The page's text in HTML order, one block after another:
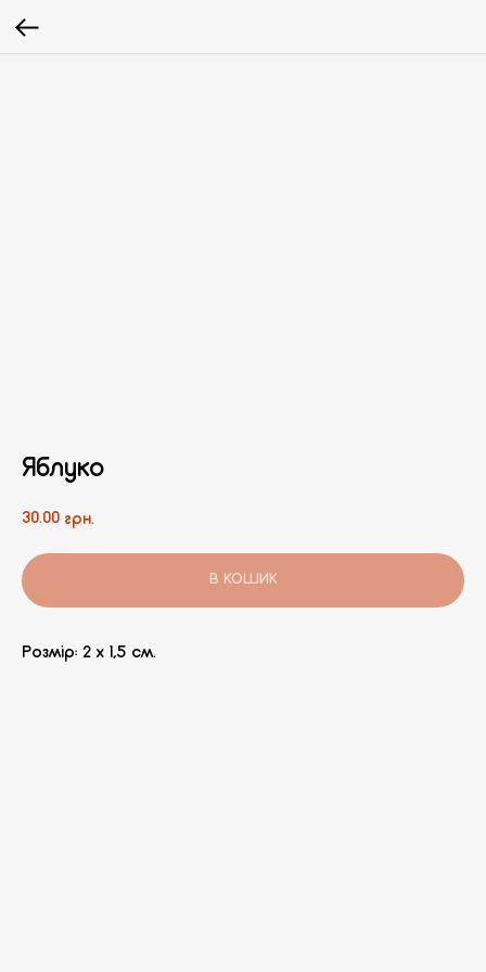
Яблуко
30.00 грн.
В КОШИК
Розмір: 2 х 1,5 см.